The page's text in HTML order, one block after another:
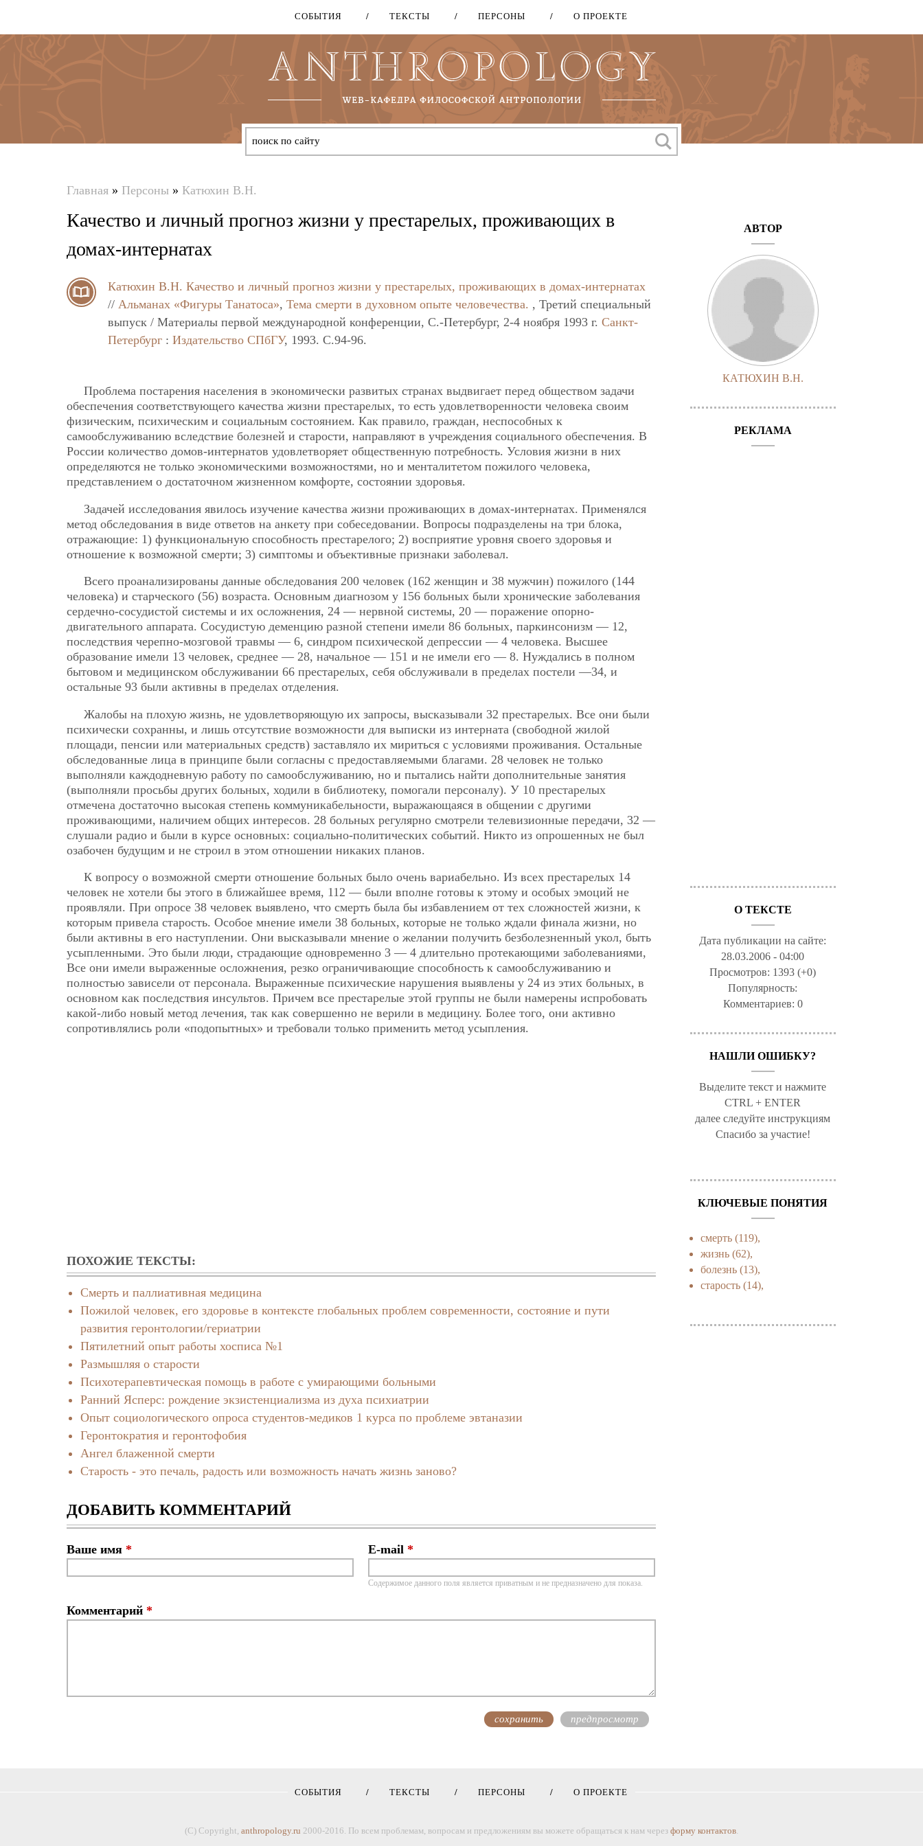
Перейти
основному
содержанию
СОБЫТИЯ ТЕКСТЫ ПЕРСОНЫ О ПРОЕКТЕ
здесь
Главная » Персоны » Катюхин В.Н.
Качество и личный прогноз жизни у престарелых, проживающих в
домах-интернатах
Катюхин В.Н. Качество и личный прогноз жизни у престарелых, проживающих в домах-интернатах
// Альманах «Фигуры Танатоса», Тема смерти в духовном опыте человечества. , Третий специальный
выпуск / Материалы первой международной конференции, С.-Петербург, 2-4 ноября 1993 г. Санкт-
Петербург : Издательство СПбГУ, 1993. C.94-96.
Проблема постарения населения в экономически развитых странах выдвигает перед обществом задачи
обеспечения соответствующего качества жизни престарелых, то есть удовлетворенности человека своим
физическим, психическим и социальным состоянием. Как правило, граждан, неспособных к
самообслуживанию вследствие болезней и старости, направляют в учреждения социального обеспечения. В
России количество домов-интернатов удовлетворяет общественную потребность. Условия жизни в них
определяются не только экономическими возможностями, но и менталитетом пожилого человека,
представлением о достаточном жизненном комфорте, состоянии здоровья.
Задачей исследования явилось изучение качества жизни проживающих в домах-интернатах. Применялся
метод обследования в виде ответов на анкету при собеседовании. Вопросы подразделены на три блока,
отражающие: 1) функциональную способность престарелого; 2) восприятие уровня своего здоровья и
отношение к возможной смерти; 3) симптомы и объективные признаки заболевал.
Всего проанализированы данные обследования 200 человек (162 женщин и 38 мужчин) пожилого (144
человека) и старческого (56) возраста. Основным диагнозом у 156 больных были хронические заболевания
сердечно-сосудистой системы и их осложнения, 24 — нервной системы, 20 — поражение опорно-
двигательного аппарата. Сосудистую деменцию разной степени имели 86 больных, паркинсонизм — 12,
последствия черепно-мозговой травмы — 6, синдром психической депрессии — 4 человека. Высшее
образование имели 13 человек, среднее — 28, начальное — 151 и не имели его — 8. Нуждались в полном
бытовом и медицинском обслуживании 66 престарелых, себя обслуживали в пределах постели —34, и
остальные 93 были активны в пределах отделения.
Жалобы на плохую жизнь, не удовлетворяющую их запросы, высказывали 32 престарелых. Все они были
психически сохранны, и лишь отсутствие возможности для выписки из интерната (свободной жилой
площади, пенсии или материальных средств) заставляло их мириться с условиями проживания. Остальные
обследованные лица в принципе были согласны с предоставляемыми благами. 28 человек не только
выполняли каждодневную работу по самообслуживанию, но и пытались найти дополнительные занятия
(выполняли просьбы других больных, ходили в библиотеку, помогали персоналу). У 10 престарелых
отмечена достаточно высокая степень коммуникабельности, выражающаяся в общении с другими
проживающими, наличием общих интересов. 28 больных регулярно смотрели телевизионные передачи, 32 —
слушали радио и были в курсе основных: социально-политических событий. Никто из опрошенных не был
озабочен будущим и не строил в этом отношении никаких планов.
К вопросу о возможной смерти отношение больных было очень вариабельно. Из всех престарелых 14
человек не хотели бы этого в ближайшее время, 112 — были вполне готовы к этому и особых эмоций не
проявляли. При опросе 38 человек выявлено, что смерть была бы избавлением от тех сложностей жизни, к
которым привела старость. Особое мнение имели 38 больных, которые не только ждали финала жизни, но
были активны в его наступлении. Они высказывали мнение о желании получить безболезненный укол, быть
усыпленными. Это были люди, страдающие одновременно 3 — 4 длительно протекающими заболеваниями,
Все они имели выраженные осложнения, резко ограничивающие способность к самообслуживанию и
полностью зависели от персонала. Выраженные психические нарушения выявлены у 24 из этих больных, в
основном как последствия инсультов. Причем все престарелые этой группы не были намерены испробовать
какой-либо новый метод лечения, так как совершенно не верили в медицину. Более того, они активно
сопротивлялись роли «подопытных» и требовали только применить метод усыпления.
ПОХОЖИЕ ТЕКСТЫ:
Смерть и паллиативная медицина
Пожилой человек, его здоровье в контексте глобальных проблем современности, состояние и пути
развития геронтологии/гериатрии
Пятилетний опыт работы хосписа №1
Размышляя о старости
Психотерапевтическая помощь в работе с умирающими больными
Ранний Ясперс: рождение экзистенциализма из духа психиатрии
Опыт социологического опроса студентов-медиков 1 курса по проблеме эвтаназии
Геронтократия и геронтофобия
Ангел блаженной смерти
Старость - это печаль, радость или возможность начать жизнь заново?
ДОБАВИТЬ КОММЕНТАРИЙ
Ваше имя * E-mail *
Содержимое данного поля является приватным и не предназначено для показа.
Комментарий *
АВТОР
КАТЮХИН В.Н.
РЕКЛАМА
О ТЕКСТЕ
Дата публикации на сайте:
28.03.2006 - 04:00
Просмотров: 1393 (+0)
Популярность:
Комментариев: 0
НАШЛИ ОШИБКУ?
Выделите текст и нажмите
CTRL + ENTER
далее следуйте инструкциям
Спасибо за участие!
КЛЮЧЕВЫЕ ПОНЯТИЯ
смерть (119),
жизнь (62),
болезнь (13),
старость (14),
СОБЫТИЯ ТЕКСТЫ ПЕРСОНЫ О ПРОЕКТЕ
(C) Copyright, anthropology.ru 2000-2016. По всем проблемам, вопросам и предложениям вы можете обращаться к нам через форму контактов.